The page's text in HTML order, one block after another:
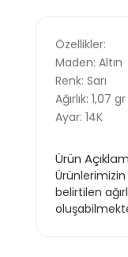
Özellikler:
Maden: Altın
Renk: Sarı
Ağırlık: 1,07 gr
Ayar: 14K
Ürün
belirtilen